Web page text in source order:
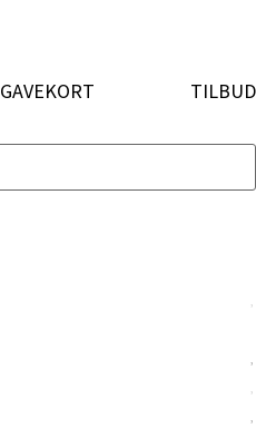
GAVEKORT TILBUD